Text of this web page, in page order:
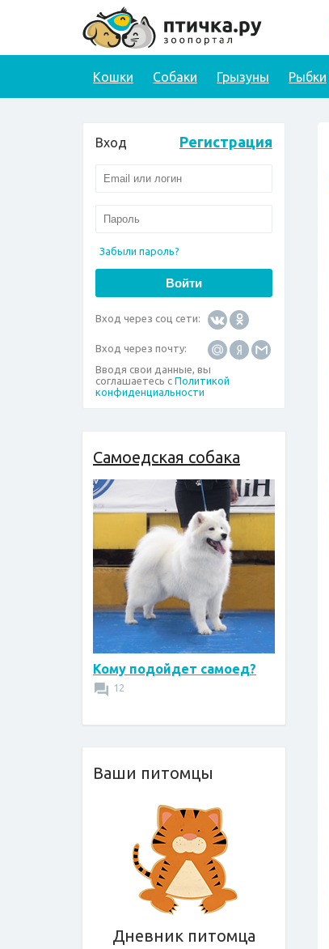
Кошки Собаки Грызуны Рыбки
Вход Регистрация
Забыли пароль?
Вход через соц сети:
Вход через почту:
Вводя свои данные, вы
соглашаетесь с Политикой
конфиденциальности
Самоедская собака
Кому подойдет самоед?
12
Ваши питомцы
Дневник питомца